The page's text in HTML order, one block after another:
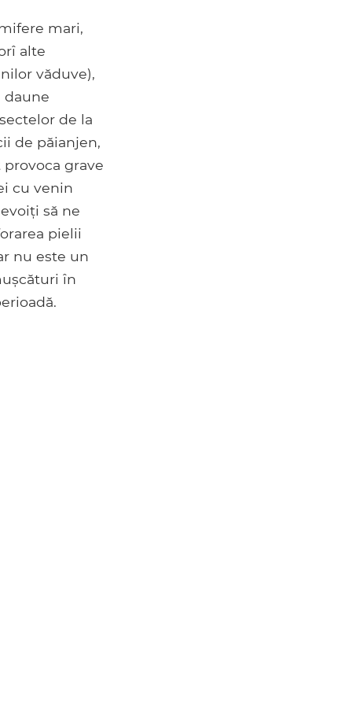
mari,
alte
văduve),
daune
de la
de păianjen,
grave
cu venin
să ne
pielii
nu este un
în